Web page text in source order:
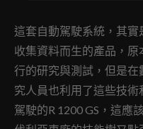
這套自動駕駛系統，其
收集資料而生的產品，
行的研究與測試，但是
究人員也利用了這些技
駕駛的R 1200 GS，這應